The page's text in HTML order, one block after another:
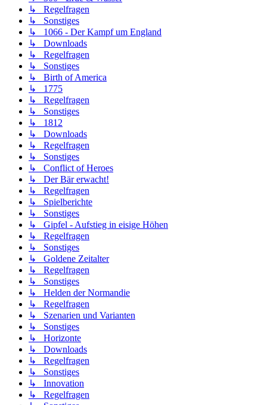
↳ Regelfragen
↳ Sonstiges
↳ 1066 - Der Kampf um England
↳ Downloads
↳ Regelfragen
↳ Sonstiges
↳ Birth of America
↳ 1775
↳ Regelfragen
↳ Sonstiges
↳ 1812
↳ Downloads
↳ Regelfragen
↳ Sonstiges
↳ Conflict of Heroes
↳ Der Bär erwacht!
↳ Regelfragen
↳ Spielberichte
↳ Sonstiges
↳ Gipfel - Aufstieg in eisige Höhen
↳ Regelfragen
↳ Sonstiges
↳ Goldene Zeitalter
↳ Regelfragen
↳ Sonstiges
↳ Helden der Normandie
↳ Regelfragen
↳ Szenarien und Varianten
↳ Sonstiges
↳ Horizonte
↳ Downloads
↳ Regelfragen
↳ Sonstiges
↳ Innovation
↳ Regelfragen